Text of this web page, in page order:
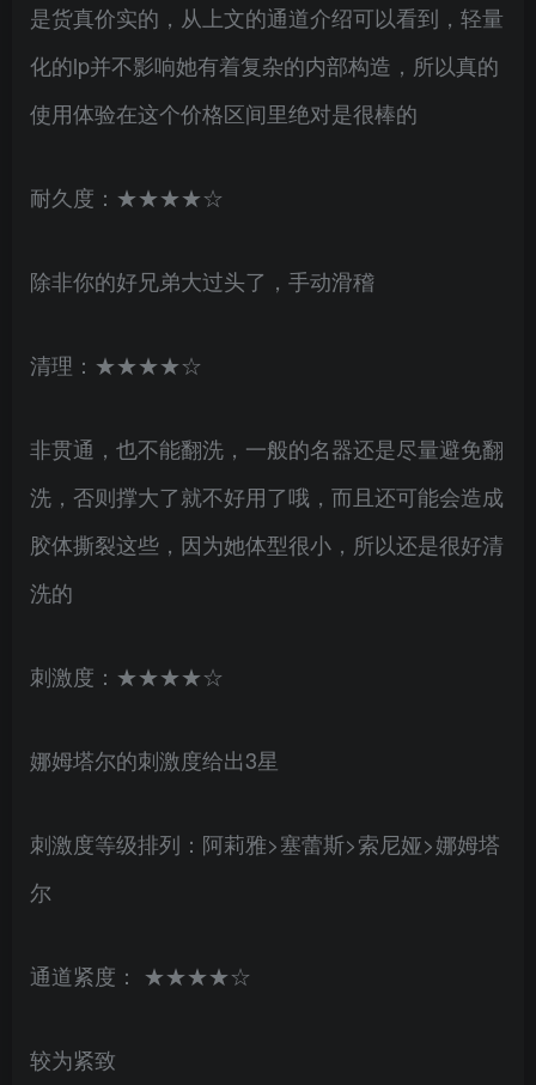
是货真价实的，从上文的通道介绍可以看到，轻量
化的lp并不影响她有着复杂的内部构造，所以真的
使用体验在这个价格区间里绝对是很棒的
耐久度：★★★★☆
除非你的好兄弟大过头了，手动滑稽
清理：★★★★☆
非贯通，也不能翻洗，一般的名器还是尽量避免翻
洗，否则撑大了就不好用了哦，而且还可能会造成
胶体撕裂这些，因为她体型很小，所以还是很好清
洗的
刺激度：★★★★☆
娜姆塔尔的刺激度给出3星
刺激度等级排列：阿莉雅>塞蕾斯>索尼娅>娜姆塔
尔
通道紧度： ★★★★☆
较为紧致